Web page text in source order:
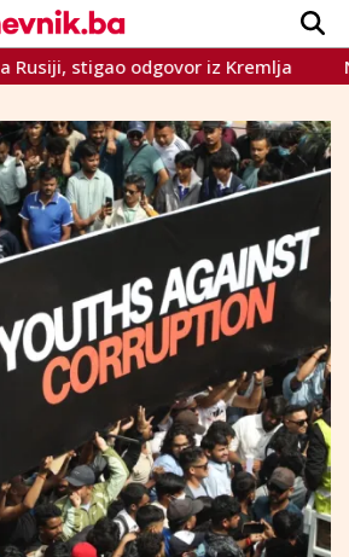
VIJESTI
SPORT
INTERVIEW
TEME
CRNA KRONIKA
LIFESTYLE
© Dnevnik.ba 2023.
odgovor iz Kremlja Napad